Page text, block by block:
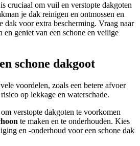
cruciaal om vuil en verstopte dakgoten
je dak reinigen en ontmossen en
dak voor extra bescherming. Vraag naar
en geniet van een schone en veilige
schone dakgoot
voordelen, zoals een betere afvoer
op lekkage en waterschade.
verstopte dakgoten te voorkomen
te maken en te onderhouden. Kies
en -onderhoud voor een schone dak